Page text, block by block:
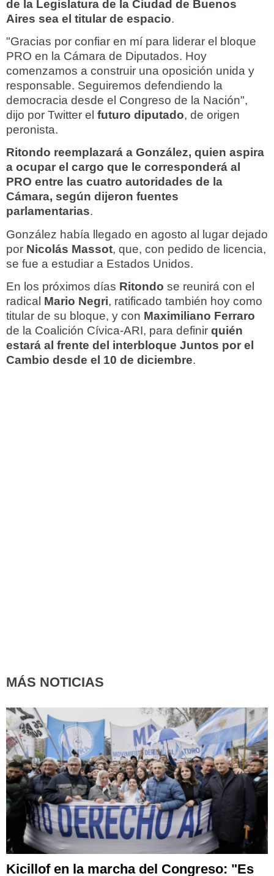
de la Legislatura de la Ciudad de Buenos
Aires sea el titular de espacio.
"Gracias por confiar en mí para liderar el bloque
PRO en la Cámara de Diputados. Hoy
comenzamos a construir una oposición unida y
responsable. Seguiremos defendiendo la
democracia desde el Congreso de la Nación",
dijo por Twitter el futuro diputado, de origen
peronista.
Ritondo reemplazará a González, quien aspira
a ocupar el cargo que le corresponderá al
PRO entre las cuatro autoridades de la
Cámara, según dijeron fuentes
parlamentarias.
González había llegado en agosto al lugar dejado
por Nicolás Massot, que, con pedido de licencia,
se fue a estudiar a Estados Unidos.
En los próximos días Ritondo se reunirá con el
radical Mario Negri, ratificado también hoy como
titular de su bloque, y con Maximiliano Ferraro
de la Coalición Cívica-ARI, para definir quién
estará al frente del interbloque Juntos por el
Cambio desde el 10 de diciembre.
MÁS NOTICIAS
Kicillof en la marcha del Congreso: "Es